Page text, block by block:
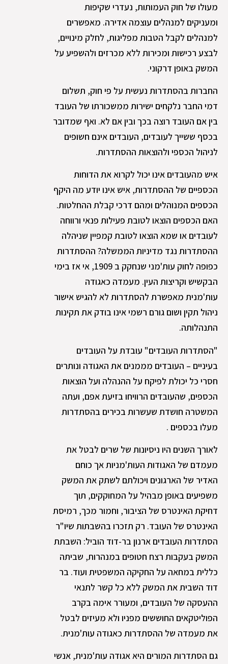
מעולו של חוק העמותות, נעדרי שקיפות
ומעניקים למנהלים עוצמה אדירה. מאפשרים
למנהלים לקבל הטבות מפליגות, לחלק מינויים,
לבצע רכישות ומכירות ללא מכרזים ולהשפיע על
המשק באופן דרקוני.
החברות בהסתדרות נעשית על פי חוק, תשלום
דמי החבר נלקחים ישירות ממשכורתו של העובד
בין אם העובד רוצה בכך ובין אם לא. ואף שמדובר
בכסף ששייך לעובדים, העובדים אינם חשופים
לניהול הכספי ולהוצאות ההסתדרות.
איש מהעובדים אינו יכול לקרוא את הדוחות
הכספיים של ההסתדרות, איש אינו יודע מה היקף
הכספים המנוהלים ומהם דרכי קבלת ההחלטות.
האם הכספים הוצאו לטובת פעילות פנאי ורווחה
לעובדים או שמא הוצאו לטובת קמפיין שניהלה
ההסתדרות נגד מדיניות הממשלה? ההסתדרות
כפופה לחוק עות'מני שנחקק ב 1909, אי אז בימי
הבקשיש וקריצות העין. מעמדה כאגודה
עות'מנית מאפשרת להסתדרות לא להגיש אישור
ניהול תקין ושום גורם רשמי אינו בודק את תקינות
התנהלותה.
"הסתדרות העובדים" עובדת על העובדים
בעיניים – העובדים מממנים את האגודה ונותרים
חסרי כל יכולת לפיקח על ההנהלה ועל הוצאות
הכספים, שהעובדים הרוויחו בזיעת אפם, ועתה
המשטרה חושדת שעשרות בכירים בהסתדרות
מעלו בכספים .
לאורך השנים היו ניסיונות של שרים לבטל את
מעמדם של האגודות העות'מניות אך כוחם
האדיר של הארגונים ויכולתם לשתק את המשק
משפיעים באופן מבהיל על המחוקקים, תוך
דחיקת האינטרס של הציבור, וחמור מכך, רמיסת
האינטרס של העובד. רק תזכרו בהשבתות שיו"ר
הסתדרות העובדים ארנון בר-דוד הוביל: השבתת
המשק בעקבות רצח חטופים במנהרות, שביתה
כללית במחאה על החקיקה המשפטית ועוד. בר
דוד השבית את המשק ללא כל קשר לתנאי
ההעסקה של העובדים, ומעורר אימה בקרב
הפוליטקאים החוששים מפניו ולא מעיזים לבטל
את מעמדה של ההסתדרות כאגודה עות'מנית.
גם הסתדרות המורים היא אגודה עות'מנית, אנשי